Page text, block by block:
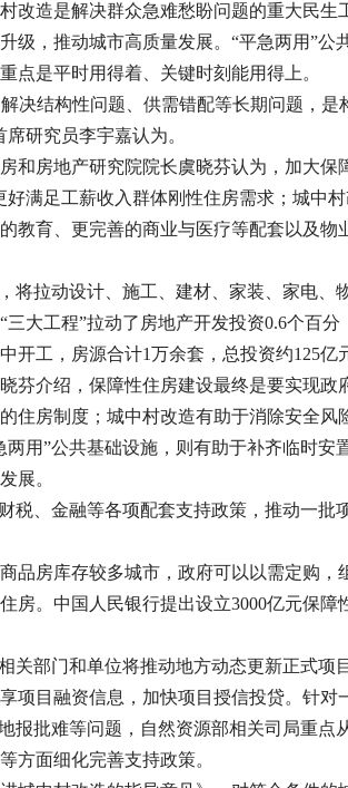
改造是解决群众急难愁盼问题的重大民生
级，推动城市高质量发展。“平急两用”公
点是平时用得着、关键时刻能用得上。
决结构性问题、供需错配等长期问题，是
研究员李宇嘉认为。
和房地产研究院院长虞晓芬认为，加大保
满足工薪收入群体刚性住房需求；城中村
教育、更完善的商业与医疗等配套以及物
将拉动设计、施工、建材、家装、家电、
大工程”拉动了房地产开发投资0.6个百分
开工，房源合计1万余套，总投资约125亿
芬介绍，保障性住房建设最终是要实现政
住房制度；城中村改造有助于消除安全风
用”公共基础设施，则有助于补齐临时安置
展。
税、金融等各项配套支持政策，推动一批
品房库存较多城市，政府可以以需定购，
房。中国人民银行提出设立3000亿元保障
关部门和单位将推动地方动态更新正式项
项目融资信息，加快项目授信投贷。针对
报批难等问题，自然资源部相关司局重点
方面细化完善支持政策。